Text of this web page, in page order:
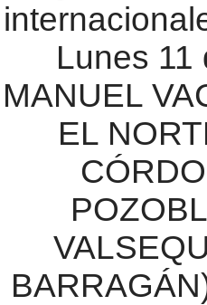
Lunes 11
MANUEL
EL